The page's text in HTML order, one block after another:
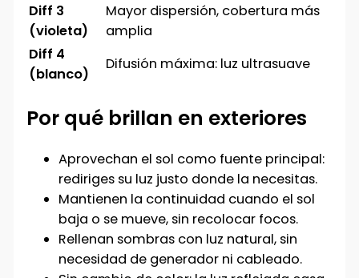
Diff 3
(violeta)
Mayor dispersión, cobertura más
amplia
Diff 4
(blanco)
Difusión máxima: luz ultrasuave
Por qué brillan en exteriores
Aprovechan el sol como fuente principal:
rediriges su luz justo donde la necesitas.
Mantienen la continuidad cuando el sol
baja o se mueve, sin recolocar focos.
Rellenan sombras con luz natural, sin
necesidad de generador ni cableado.